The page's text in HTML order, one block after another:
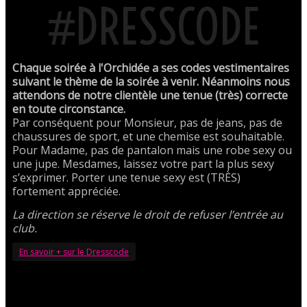
#DRESSCODE
Chaque soirée à l'Orchidée a ses codes vestimentaires
suivant le thème de la soirée à venir. Néanmoins nous
attendons de notre clientèle une tenue (très) correcte
en toute circonstance.
Par conséquent pour Monsieur, pas de jeans, pas de
chaussures de sport, et une chemise est souhaitable.
Pour Madame, pas de pantalon mais une robe sexy ou
une jupe. Mesdames, laissez votre part la plus sexy
s’exprimer. Porter une tenue sexy est (TRÈS)
fortement appréciée.
La direction se réserve le droit de refuser l’entrée au
club.
En savoir + sur le Dresscode